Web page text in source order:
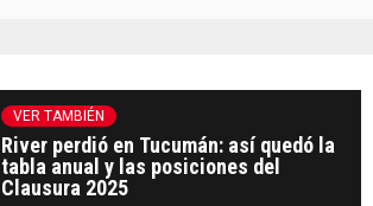
VER TAMBIÉN
River perdió en Tucumán: así quedó la
tabla anual y las posiciones del
Clausura 2025